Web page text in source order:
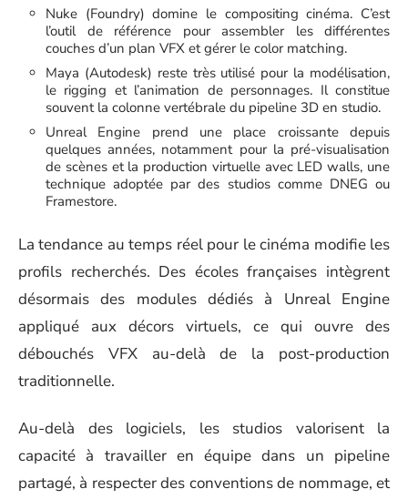
Nuke (Foundry) domine le compositing cinéma. C’est
l’outil de référence pour assembler les différentes
couches d’un plan VFX et gérer le color matching.
Maya (Autodesk) reste très utilisé pour la modélisation,
le rigging et l’animation de personnages. Il constitue
souvent la colonne vertébrale du pipeline 3D en studio.
Unreal Engine prend une place croissante depuis
quelques années, notamment pour la pré-visualisation
de scènes et la production virtuelle avec LED walls, une
technique adoptée par des studios comme DNEG ou
Framestore.
La tendance au temps réel pour le cinéma modifie les
profils recherchés. Des écoles françaises intègrent
désormais des modules dédiés à Unreal Engine
appliqué aux décors virtuels, ce qui ouvre des
débouchés VFX au-delà de la post-production
traditionnelle.
Au-delà des logiciels, les studios valorisent la
capacité à travailler en équipe dans un pipeline
partagé, à respecter des conventions de nommage, et